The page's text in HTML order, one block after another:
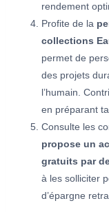
rendement
Profite de la
collections
permet de
des projets
l’humain.
en préparant
Consulte les
propose un
gratuits par
à les solliciter
d’épargne